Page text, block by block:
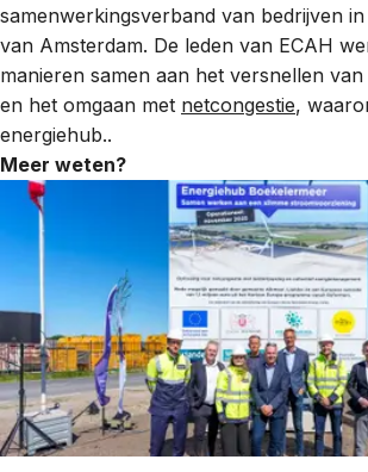
samenwerkingsverband van bedrijven
van Amsterdam. De leden van ECAH
manieren samen aan het versnellen van
en het omgaan met netcongestie,
energiehub..
Meer weten?